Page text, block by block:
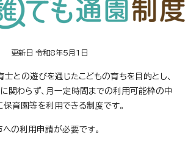
更新日 令和8年5月1日
との遊びを通じたこどもの育ちを目的とし、
関わらず、月一定時間までの利用可能枠の中
保育園等を利用できる制度です。
への利用申請が必要です。